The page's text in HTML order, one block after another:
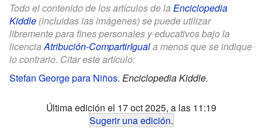
Todo el contenido de los artículos de la Enciclopedia
Kiddle (incluidas las imágenes) se puede utilizar
libremente para fines personales y educativos bajo la
licenciaAtribución-CompartirIguala menos que se indique
lo contrario. Citar este artículo:
Stefan George para Niños. Enciclopedia Kiddle.
Última edición el 17 oct 2025, a las 11:19
Sugerir una edición.